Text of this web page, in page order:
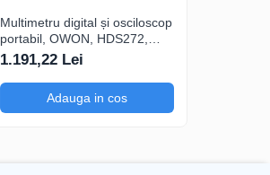
Multimetru digital și osciloscop
portabil, OWON, HDS272,
200mV-1kV, 200mA-
1.191,22 Lei
Adauga in cos